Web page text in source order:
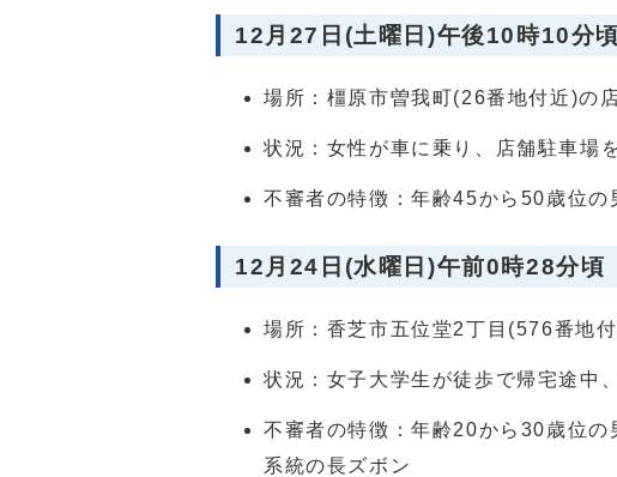
12月27日(土曜日)午後10時10分頃
場所：橿原市曽我町(26番地付近)の
状況：女性が車に乗り、店舗駐車場
不審者の特徴：年齢45から50歳位の
12月24日(水曜日)午前0時28分頃
場所：香芝市五位堂2丁目(576番地
状況：女子大学生が徒歩で帰宅途中
不審者の特徴：年齢20から30歳位
系統の長ズボン